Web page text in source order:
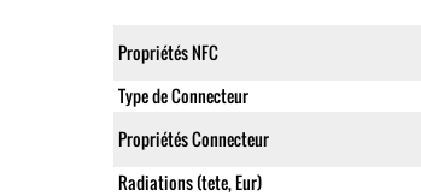
Propriétés NFC
Type de Connecteur
Propriétés Connecteur
Radiations (tete, Eur)